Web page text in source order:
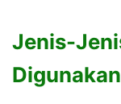
Jenis-